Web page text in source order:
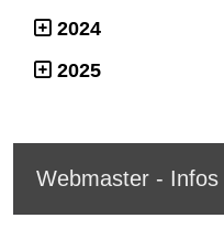
2024
2025
Webmaster - Infos